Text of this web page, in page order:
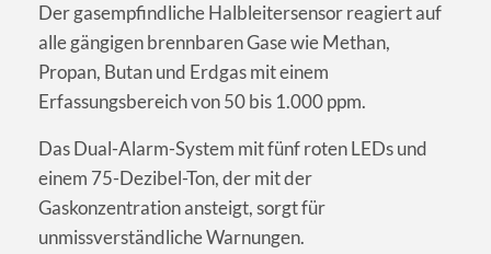
Der gasempfindliche Halbleitersensor reagiert auf
alle gängigen brennbaren Gase wie Methan,
Propan, Butan und Erdgas mit einem
Erfassungsbereich von 50 bis 1.000 ppm.
Das Dual-Alarm-System mit fünf roten LEDs und
einem 75-Dezibel-Ton, der mit der
Gaskonzentration ansteigt, sorgt für
unmissverständliche Warnungen.